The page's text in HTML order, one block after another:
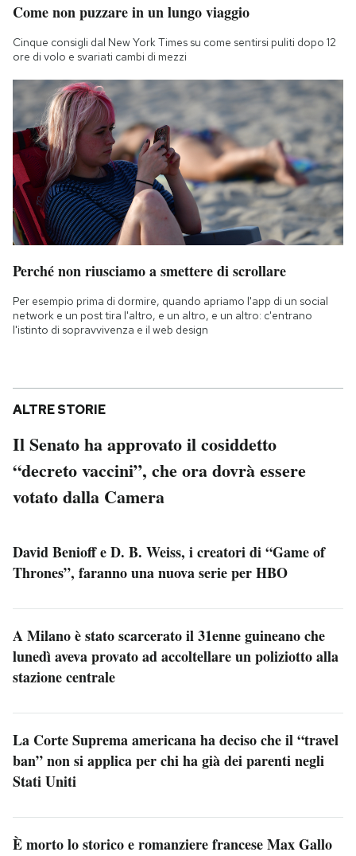
Come non puzzare in un lungo viaggio
Cinque consigli dal New York Times su come sentirsi puliti dopo 12
ore di volo e svariati cambi di mezzi
Perché non riusciamo a smettere di scrollare
Per esempio prima di dormire, quando apriamo l'app di un social
network e un post tira l'altro, e un altro, e un altro: c'entrano
l'istinto di sopravvivenza e il web design
ALTRE STORIE
Il Senato ha approvato il cosiddetto
“decreto vaccini”, che ora dovrà essere
votato dalla Camera
David Benioff e D. B. Weiss, i creatori di “Game of
Thrones”, faranno una nuova serie per HBO
A Milano è stato scarcerato il 31enne guineano che
lunedì aveva provato ad accoltellare un poliziotto alla
stazione centrale
La Corte Suprema americana ha deciso che il “travel
ban” non si applica per chi ha già dei parenti negli
Stati Uniti
È morto lo storico e romanziere francese Max Gallo